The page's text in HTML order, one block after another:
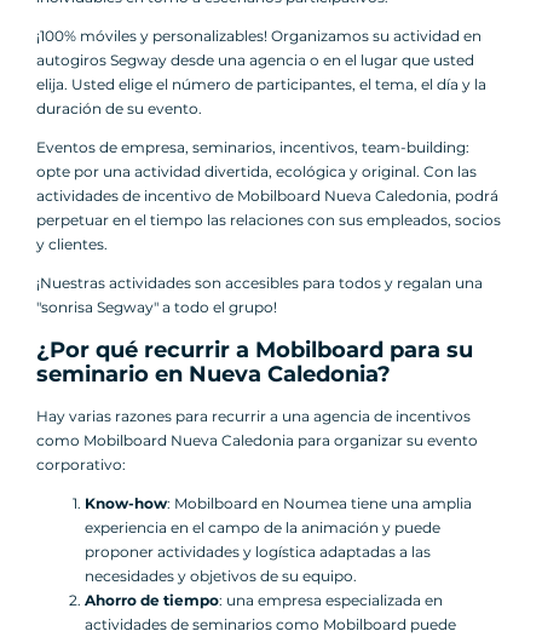
¡100% móviles y personalizables! Organizamos su actividad en
autogiros Segway desde una agencia o en el lugar que usted
elija. Usted elige el número de participantes, el tema, el día y la
duración de su evento.
Eventos de empresa, seminarios, incentivos, team-building:
opte por una actividad divertida, ecológica y original. Con las
actividades de incentivo de Mobilboard Nueva Caledonia, podrá
perpetuar en el tiempo las relaciones con sus empleados, socios
y clientes.
¡Nuestras actividades son accesibles para todos y regalan una
"sonrisa Segway" a todo el grupo!
¿Por qué recurrir a Mobilboard para su
seminario en Nueva Caledonia?
Hay varias razones para recurrir a una agencia de incentivos
como Mobilboard Nueva Caledonia para organizar su evento
corporativo:
Know-how: Mobilboard en Noumea tiene una amplia
experiencia en el campo de la animación y puede
proponer actividades y logística adaptadas a las
necesidades y objetivos de su equipo.
Ahorro de tiempo: una empresa especializada en
actividades de seminarios como Mobilboard puede